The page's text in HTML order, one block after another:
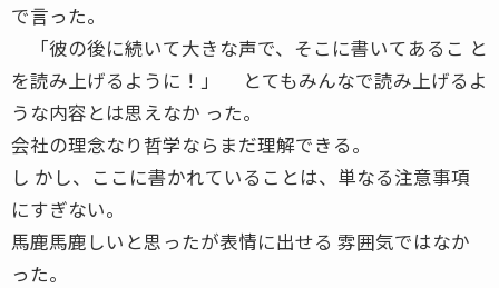
で言った。
「彼の後に続いて大きな声で、そこに書いてあるこ と
を読み上げるように！」 とてもみんなで読み上げるよ
うな内容とは思えなか った。
会社の理念なり哲学ならまだ理解できる。
し かし、ここに書かれていることは、単なる注意事項
にすぎない。
馬鹿馬鹿しいと思ったが表情に出せる 雰囲気ではなか
った。